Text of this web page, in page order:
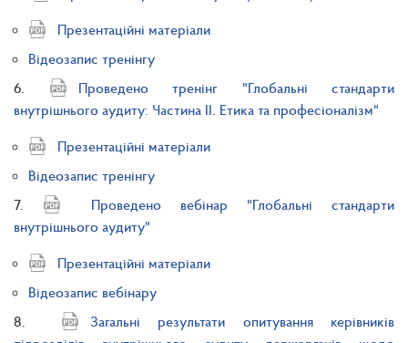
Презентаційні матеріали
Відеозапис тренінгу
6.
Проведено тренінг "Глобальні стандарти
внутрішнього аудиту: Частина ІІ. Етика та професіоналізм"
Презентаційні матеріали
Відеозапис тренінгу
7.
Проведено вебінар "Глобальні стандарти
внутрішнього аудиту"
Презентаційні матеріали
Відеозапис вебінару
8.
Загальні результати опитування керівників